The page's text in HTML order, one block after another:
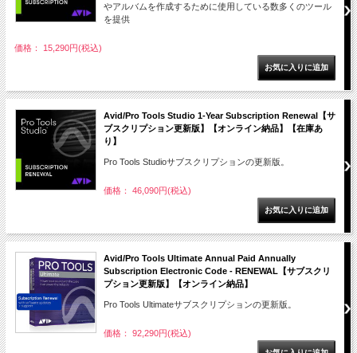
やアルバムを作成するために使用している数多くのツール
を提供
価格： 15,290円(税込)
Avid/Pro Tools Studio 1-Year Subscription Renewal【サ
ブスクリプション更新版】【オンライン納品】【在庫あ
り】
Pro Tools Studioサブスクリプションの更新版。
価格： 46,090円(税込)
Avid/Pro Tools Ultimate Annual Paid Annually
Subscription Electronic Code - RENEWAL【サブスクリ
プション更新版】【オンライン納品】
Pro Tools Ultimateサブスクリプションの更新版。
価格： 92,290円(税込)